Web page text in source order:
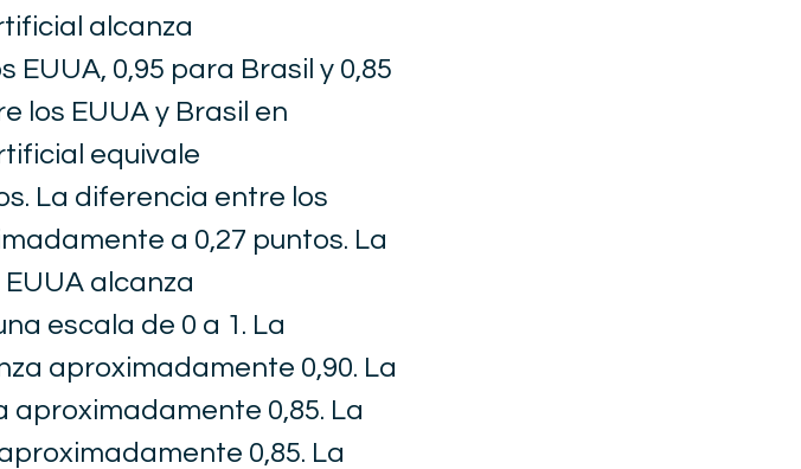
alcanza
0,95 para Brasil y 0,85
los EUUA y Brasil en
equivale
La diferencia entre los
a 0,27 puntos. La
alcanza
escala de 0 a 1. La
aproximadamente 0,90. La
0,85. La
0,85. La